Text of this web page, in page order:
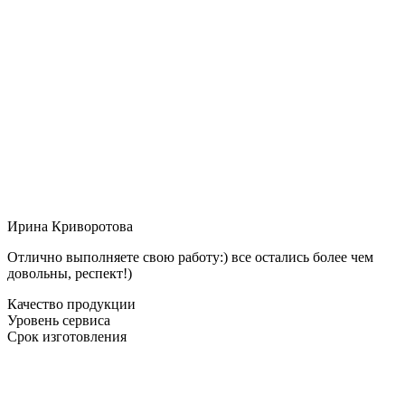
Ирина Криворотова
Отлично выполняете свою работу:) все остались более чем
довольны, респект!)
Качество продукции
Уровень сервиса
Срок изготовления